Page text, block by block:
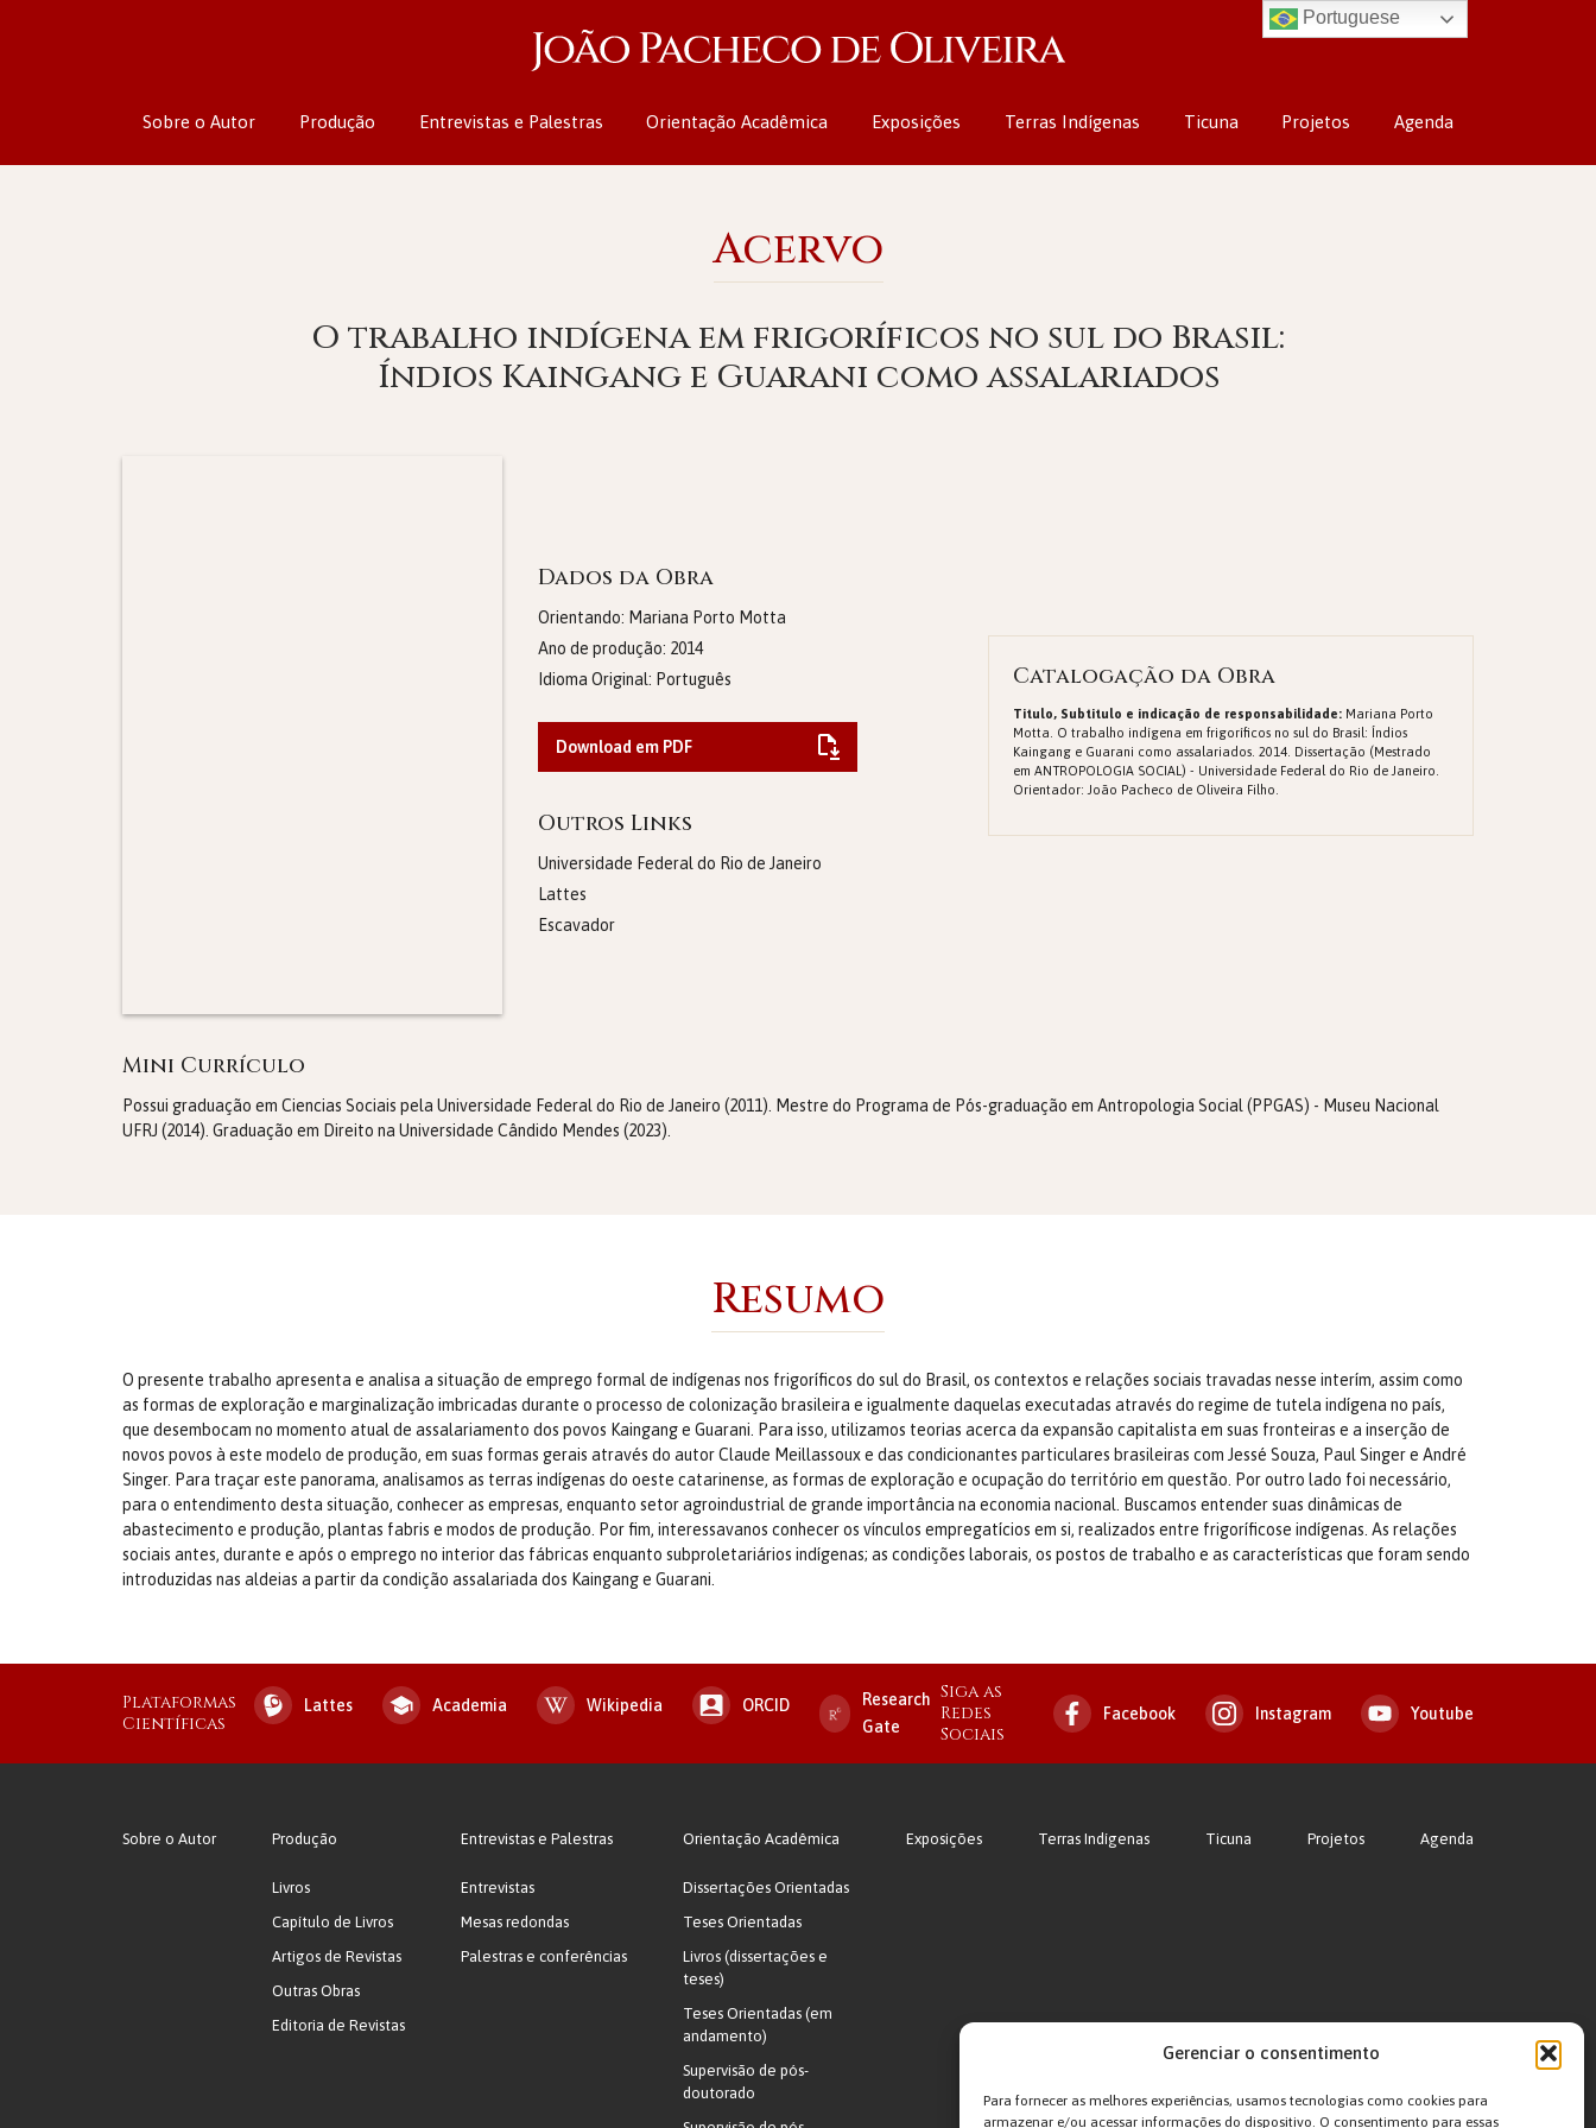
Gerenciar o consentimento
Para fornecer as melhores experiências, usamos tecnologias como cookies para
armazenar e/ou acessar informações do dispositivo. O consentimento para essas
Sobre o Autor Produção Entrevistas e Palestras Orientação Acadêmica Exposições Terras Indígenas Ticuna Projetos Agenda
Acervo
O trabalho indígena em frigoríficos no sul do Brasil:
Índios Kaingang e Guarani como assalariados
Dados da Obra
Orientando: Mariana Porto Motta
Ano de produção: 2014
Idioma Original: Português
Download em PDF
Outros Links
Universidade Federal do Rio de Janeiro
Lattes
Escavador
Catalogação da Obra
Titulo, Subtitulo e indicação de responsabilidade: Mariana Porto
Motta. O trabalho indígena em frigoríficos no sul do Brasil: Índios
Kaingang e Guarani como assalariados. 2014. Dissertação (Mestrado
em ANTROPOLOGIA SOCIAL) - Universidade Federal do Rio de Janeiro.
Orientador: João Pacheco de Oliveira Filho.
Mini Currículo
Possui graduação em Ciencias Sociais pela Universidade Federal do Rio de Janeiro (2011). Mestre do Programa de Pós-graduação em Antropologia Social (PPGAS) - Museu Nacional
UFRJ (2014). Graduação em Direito na Universidade Cândido Mendes (2023).
Resumo
O presente trabalho apresenta e analisa a situação de emprego formal de indígenas nos frigoríficos do sul do Brasil, os contextos e relações sociais travadas nesse interím, assim como
as formas de exploração e marginalização imbricadas durante o processo de colonização brasileira e igualmente daquelas executadas através do regime de tutela indígena no país,
que desembocam no momento atual de assalariamento dos povos Kaingang e Guarani. Para isso, utilizamos teorias acerca da expansão capitalista em suas fronteiras e a inserção de
novos povos à este modelo de produção, em suas formas gerais através do autor Claude Meillassoux e das condicionantes particulares brasileiras com Jessé Souza, Paul Singer e André
Singer. Para traçar este panorama, analisamos as terras indígenas do oeste catarinense, as formas de exploração e ocupação do território em questão. Por outro lado foi necessário,
para o entendimento desta situação, conhecer as empresas, enquanto setor agroindustrial de grande importância na economia nacional. Buscamos entender suas dinâmicas de
abastecimento e produção, plantas fabris e modos de produção. Por fim, interessavanos conhecer os vínculos empregatícios em si, realizados entre frigoríficose indígenas. As relações
sociais antes, durante e após o emprego no interior das fábricas enquanto subproletariários indígenas; as condições laborais, os postos de trabalho e as características que foram sendo
introduzidas nas aldeias a partir da condição assalariada dos Kaingang e Guarani.
Plataformas
Científicas
Lattes Academia Wikipedia ORCID
Research
Gate
Siga as
Redes
Sociais
Facebook Instagram Youtube
Sobre o Autor Produção
Livros
Capítulo de Livros
Artigos de Revistas
Outras Obras
Editoria de Revistas
Entrevistas e Palestras
Entrevistas
Mesas redondas
Palestras e conferências
Orientação Acadêmica
Dissertações Orientadas
Teses Orientadas
Livros (dissertações e
teses)
Teses Orientadas (em
andamento)
Supervisão de pós-
doutorado
Exposições Terras Indígenas Ticuna Projetos Agenda
Portuguese